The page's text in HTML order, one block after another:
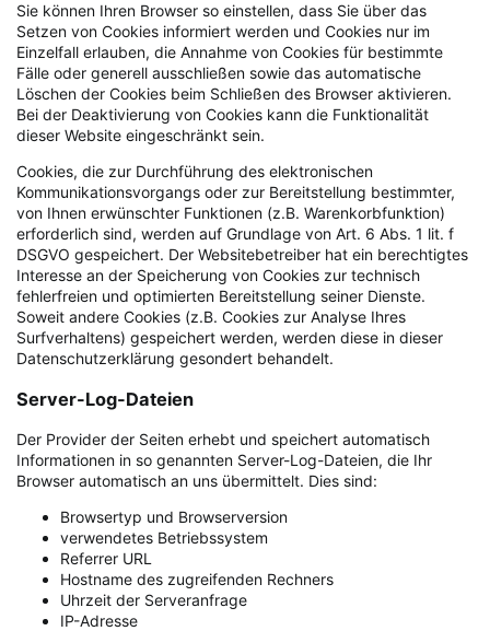
Sie können Ihren Browser so einstellen, dass Sie über das
Setzen von Cookies informiert werden und Cookies nur im
Einzelfall erlauben, die Annahme von Cookies für bestimmte
Fälle oder generell ausschließen sowie das automatische
Löschen der Cookies beim Schließen des Browser aktivieren.
Bei der Deaktivierung von Cookies kann die Funktionalität
dieser Website eingeschränkt sein.
Cookies, die zur Durchführung des elektronischen
Kommunikationsvorgangs oder zur Bereitstellung bestimmter,
von Ihnen erwünschter Funktionen (z.B. Warenkorbfunktion)
erforderlich sind, werden auf Grundlage von Art. 6 Abs. 1 lit. f
DSGVO gespeichert. Der Websitebetreiber hat ein berechtigtes
Interesse an der Speicherung von Cookies zur technisch
fehlerfreien und optimierten Bereitstellung seiner Dienste.
Soweit andere Cookies (z.B. Cookies zur Analyse Ihres
Surfverhaltens) gespeichert werden, werden diese in dieser
Datenschutzerklärung gesondert behandelt.
Server-Log-Dateien
Der Provider der Seiten erhebt und speichert automatisch
Informationen in so genannten Server-Log-Dateien, die Ihr
Browser automatisch an uns übermittelt. Dies sind:
Browsertyp und Browserversion
verwendetes Betriebssystem
Referrer URL
Hostname des zugreifenden Rechners
Uhrzeit der Serveranfrage
IP-Adresse